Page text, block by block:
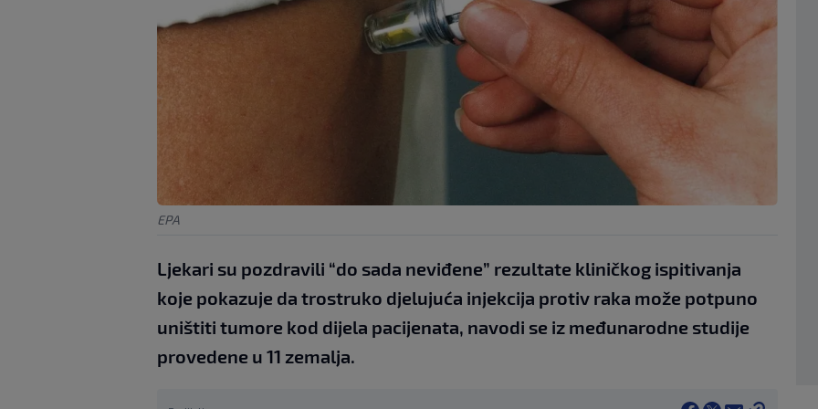
EPA
Ljekari su pozdravili “do sada neviđene” rezultate kliničkog ispitivanja
koje pokazuje da trostruko djelujuća injekcija protiv raka može potpuno
uništiti tumore kod dijela pacijenata, navodi se iz međunarodne studije
provedene u 11 zemalja.